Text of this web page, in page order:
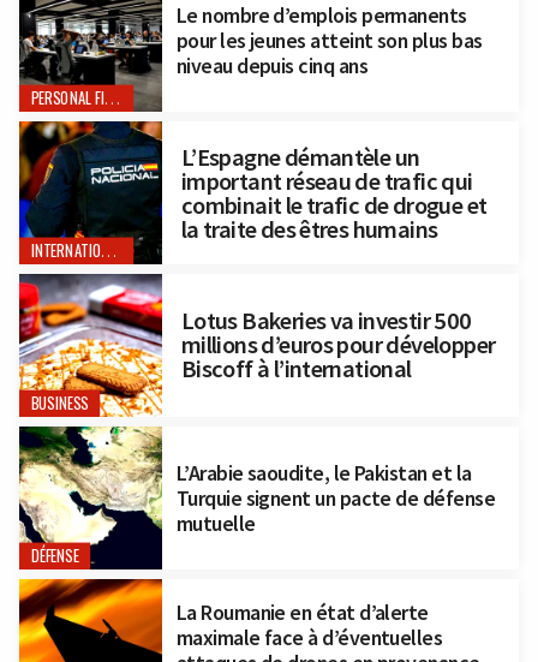
PERSONAL FINANCE
Le nombre d’emplois permanents
pour les jeunes atteint son plus bas
niveau depuis cinq ans
INTERNATIONAL
L’Espagne démantèle un
important réseau de trafic qui
combinait le trafic de drogue et
la traite des êtres humains
BUSINESS
Lotus Bakeries va investir 500
millions d’euros pour développer
Biscoff à l’international
DÉFENSE
L’Arabie saoudite, le Pakistan et la
Turquie signent un pacte de défense
mutuelle
La Roumanie en état d’alerte
maximale face à d’éventuelles